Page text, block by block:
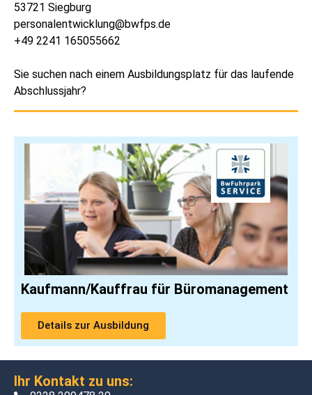
53721 Siegburg
personalentwicklung@bwfps.de
+49 2241 165055662
Sie suchen nach einem Ausbildungsplatz für das laufende
Abschlussjahr?
Kaufmann/Kauffrau für Büromanagement
Details zur Ausbildung
Ihr Kontakt zu uns: